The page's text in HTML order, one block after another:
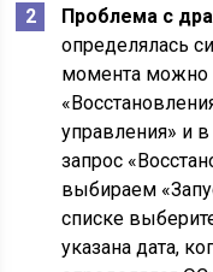
Проблема с
определялась
момента можно
управления» и
запрос
выбираем
списке
указана дата,